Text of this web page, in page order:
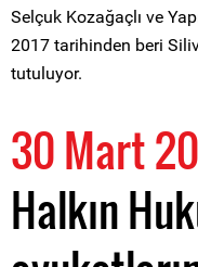
Selçuk Kozağaçlı ve
2017 tarihinden beri
tutuluyor.
30 Mart
Halkın